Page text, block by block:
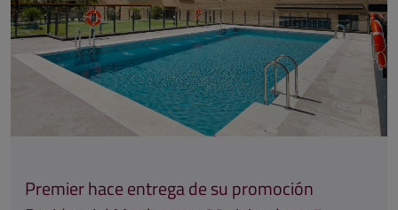
Premier hace entrega de su promoción